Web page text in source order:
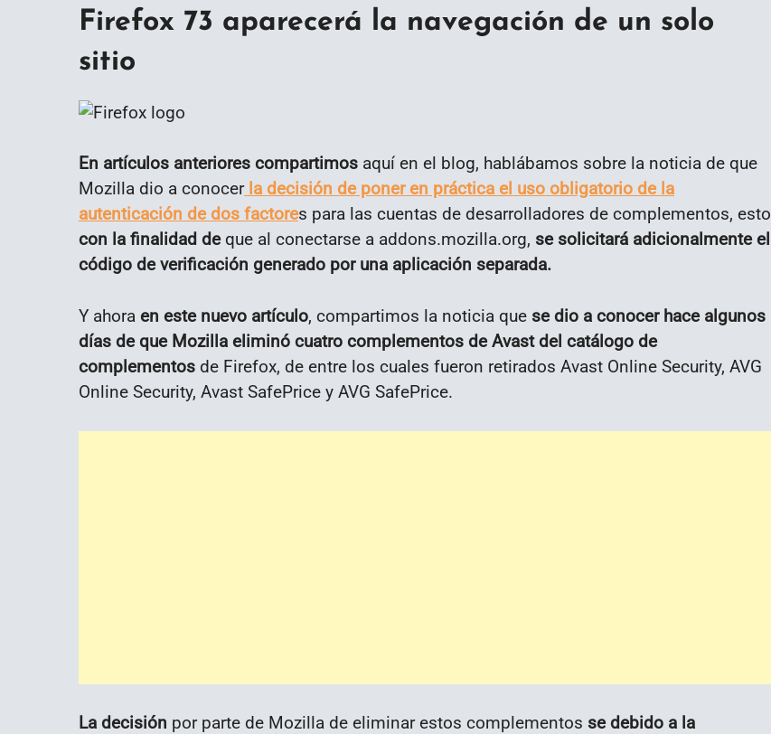
Firefox 73 aparecerá la navegación de un solo
sitio
En artículos anteriores compartimos aquí en el blog, hablábamos sobre la noticia de que
Mozilla dio a conocerla decisión de poner en práctica el uso obligatorio de la
autenticación de dos factores para las cuentas de desarrolladores de complementos, esto
con la finalidad deque al conectarse a addons.mozilla.org, se solicitará adicionalmente el
código de verificación generado por una aplicación separada.
Y ahora en este nuevo artículo, compartimos la noticia que se dio a conocer hace algunos
días de que Mozilla eliminó cuatro complementos de Avast del catálogo de
complementos de Firefox, de entre los cuales fueron retirados Avast Online Security, AVG
Online Security, Avast SafePrice y AVG SafePrice.
La decisión por parte de Mozilla de eliminar estos complementos se debido a la